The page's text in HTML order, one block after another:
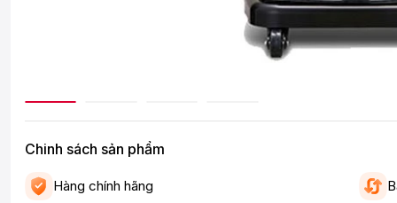
Chinh sách sản phẩm
Hàng chính hãng